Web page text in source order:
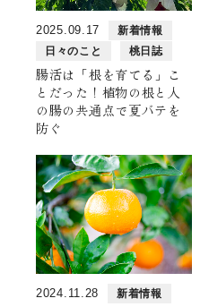
2025.09.17
新着情報
日々のこと
桃日誌
腸活は「根を育てる」こ
とだった！植物の根と人
の腸の共通点で夏バテを
防ぐ
2024.11.28 新着情報